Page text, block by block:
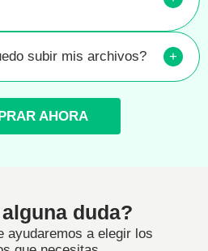
subir mis archivos? +
AHORA
duda?
ayudaremos a elegir los